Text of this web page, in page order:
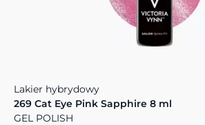
Lakier hybrydowy
269 Cat Eye Pink Sapphire 8 ml
GEL POLISH